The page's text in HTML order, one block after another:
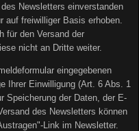
Newsletters einverstanden
auf freiwilliger Basis erhoben.
für den Versand der
nicht an Dritte weiter.
eingegebenen
Ihrer Einwilligung (Art. 6 Abs. 1
Speicherung der Daten, der E-
des Newsletters können
Link im Newsletter.